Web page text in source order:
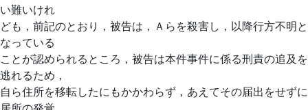
い難いけれ
ども，前記のとおり，被告は，Ａらを殺害し，以降行方不明と
なっている
ことが認められるところ，被告は本件事件に係る刑責の追及を
逃れるため，
自ら住所を移転したにもかかわらず，あえてその届出をせずに